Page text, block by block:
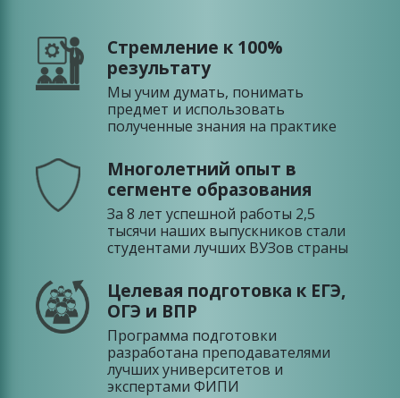
Стремление к 100%
результату
Мы учим думать, понимать
предмет и использовать
полученные знания на практике
Многолетний опыт в
сегменте образования
За 8 лет успешной работы 2,5
тысячи наших выпускников стали
студентами лучших ВУЗов страны
Целевая подготовка к ЕГЭ,
ОГЭ и ВПР
Программа подготовки
разработана преподавателями
лучших университетов и
экспертами ФИПИ